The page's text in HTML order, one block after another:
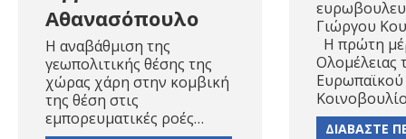
Αθανασόπουλο
Η αναβάθμιση της
γεωπολιτικής θέσης της
χώρας χάρη στην κομβική
της θέση στις
εμπορευματικές ροές…
Γιώργου
Η πρώτη
Ολομέλειας
Ευρωπαϊκού
ΔΙΑΒΑΣΤΕ